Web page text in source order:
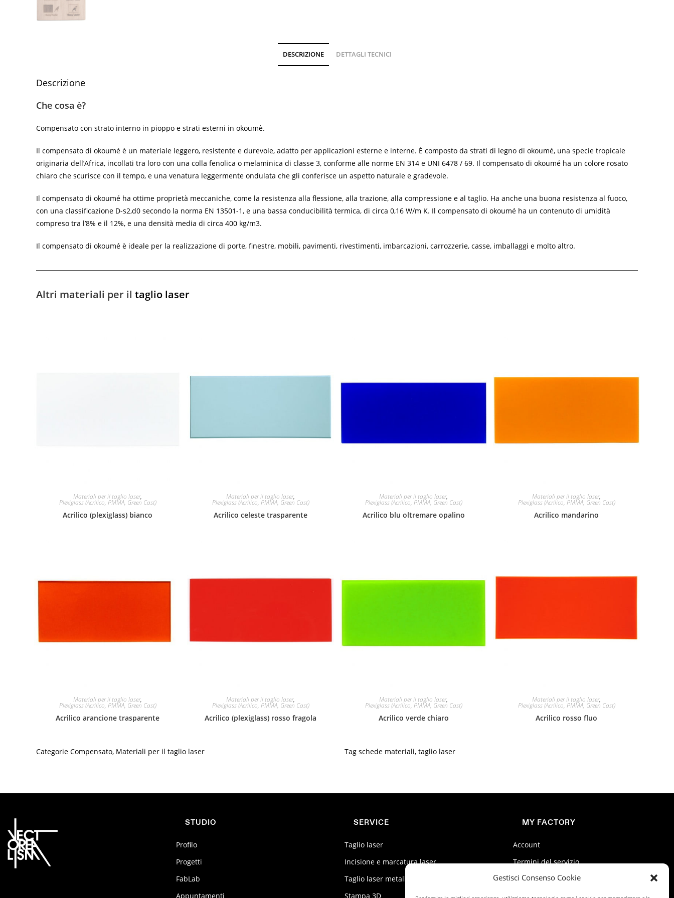
Gestisci Consenso Cookie
DESCRIZIONE DETTAGLI TECNICI
Descrizione
Che cosa è?
Compensato con strato interno in pioppo e strati esterni in okoumè.
Il compensato di okoumé è un materiale leggero, resistente e durevole, adatto per applicazioni esterne e interne. È composto da strati di legno di okoumé, una specie tropicale
originaria dell’Africa, incollati tra loro con una colla fenolica o melaminica di classe 3, conforme alle norme EN 314 e UNI 6478 / 69. Il compensato di okoumé ha un colore rosato
chiaro che scurisce con il tempo, e una venatura leggermente ondulata che gli conferisce un aspetto naturale e gradevole.
Il compensato di okoumé ha ottime proprietà meccaniche, come la resistenza alla flessione, alla trazione, alla compressione e al taglio. Ha anche una buona resistenza al fuoco,
con una classificazione D-s2,d0 secondo la norma EN 13501-1, e una bassa conducibilità termica, di circa 0,16 W/m K. Il compensato di okoumé ha un contenuto di umidità
compreso tra l’8% e il 12%, e una densità media di circa 400 kg/m3.
Il compensato di okoumé è ideale per la realizzazione di porte, finestre, mobili, pavimenti, rivestimenti, imbarcazioni, carrozzerie, casse, imballaggi e molto altro.
Altri materiali per il taglio laser
Materiali per il taglio laser,
Plexiglass (Acrilico, PMMA, Green Cast)
Acrilico (plexiglass) bianco
Materiali per il taglio laser,
Plexiglass (Acrilico, PMMA, Green Cast)
Acrilico celeste trasparente
Materiali per il taglio laser,
Plexiglass (Acrilico, PMMA, Green Cast)
Acrilico blu oltremare opalino
Materiali per il taglio laser,
Plexiglass (Acrilico, PMMA, Green Cast)
Acrilico mandarino
Materiali per il taglio laser,
Plexiglass (Acrilico, PMMA, Green Cast)
Acrilico arancione trasparente
Materiali per il taglio laser,
Plexiglass (Acrilico, PMMA, Green Cast)
Acrilico (plexiglass) rosso fragola
Materiali per il taglio laser,
Plexiglass (Acrilico, PMMA, Green Cast)
Acrilico verde chiaro
Materiali per il taglio laser,
Plexiglass (Acrilico, PMMA, Green Cast)
Acrilico rosso fluo
Categorie Compensato, Materiali per il taglio laser Tag schede materiali, taglio laser
STUDIO
Profilo
Progetti
FabLab
Appuntamenti
SERVICE
Taglio laser
Incisione e marcatura laser
Taglio laser metalli
Stampa 3D
MY FACTORY
Account
Termini del servizio
Privacy Policy
Cookie Policy (UE)